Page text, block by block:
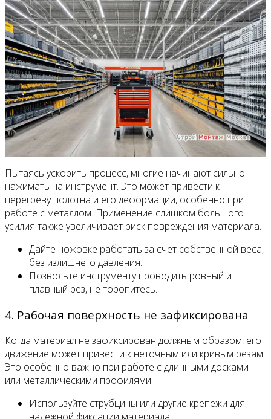
Пытаясь ускорить процесс, многие начинают сильно
нажимать на инструмент. Это может привести к
перегреву полотна и его деформации, особенно при
работе с металлом. Применение слишком большого
усилия также увеличивает риск повреждения материала.
Дайте ножовке работать за счет собственной веса,
без излишнего давления.
Позвольте инструменту проводить ровный и
плавный рез, не торопитесь.
4. Рабочая поверхность не зафиксирована
Когда материал не зафиксирован должным образом, его
движение может привести к неточным или кривым резам.
Это особенно важно при работе с длинными досками
или металлическими профилями.
Используйте струбцины или другие крепежи для